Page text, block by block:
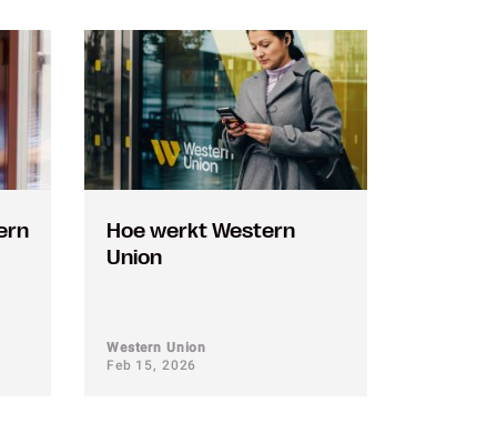
Hoe werkt Western
Union
Western Union
Feb 15, 2026